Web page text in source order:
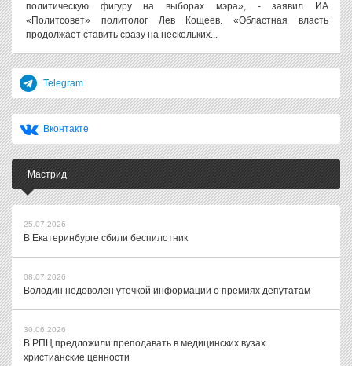
политическую фигуру на выборах мэра», - заявил ИА
«Политсовет» политолог Лев Кощеев. «Областная власть
продолжает ставить сразу на нескольких...
Telegram
Вконтакте
Мастрид
25.07.2026
В Екатеринбурге сбили беспилотник
08.07.2026
Володин недоволен утечкой информации о премиях депутатам
30.06.2026
В РПЦ предложили преподавать в медицинских вузах
христианские ценности